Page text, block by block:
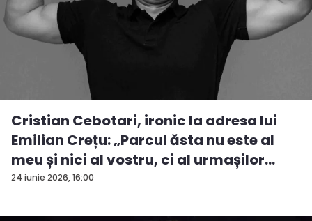
24 iunie 2026, 16:00
Cristian Cebotari, ironic la adresa lui
Emilian Crețu: „Parcul ăsta nu este al
meu și nici al vostru, ci al urmașilor
urm...